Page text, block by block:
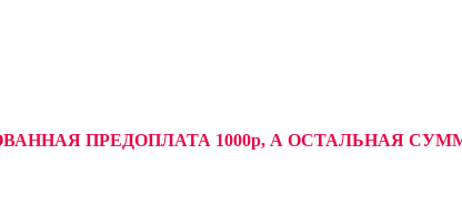
ПРЕДОПЛАТА 1000р, А ОСТАЛЬНАЯ